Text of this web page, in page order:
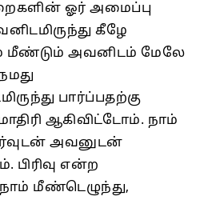
ஓர்‌ அமைப்பு
கீழே
மீண்டும்‌ அவனிடம்‌ மேலே
பார்ப்பதற்கு
ஆகிவிட்டோம்‌. நாம்‌
அவனுடன்‌
பிரிவு என்ற
நாம்‌ மீண்டெழுந்து,